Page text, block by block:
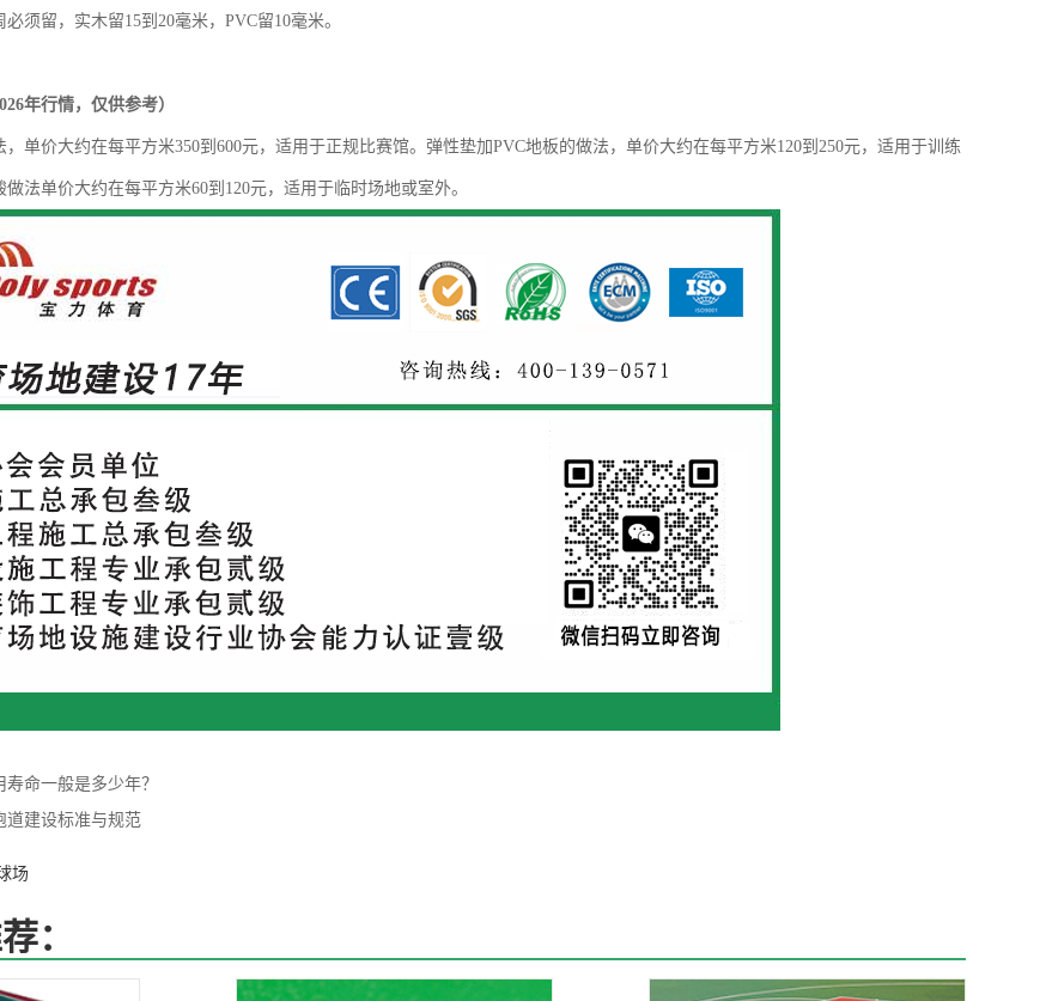
须留，实木留15到20毫米，PVC留10毫米。
年行情，仅供参考）
，单价大约在每平方米350到600元，适用于正规比赛馆。弹性垫加PVC地板的做法，单价大约在每平方米120到250元，适用于训练
法单价大约在每平方米60到120元，适用于临时场地或室外。
命一般是多少年？
道建设标准与规范
场
：